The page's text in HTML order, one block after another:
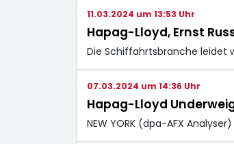
11.03.2024 um 13:53 Uhr
Hapag-Lloyd, Ernst
Die Schiffahrtsbranche leidet
07.03.2024 um 14:36 Uhr
Hapag-Lloyd
NEW YORK (dpa-AFX